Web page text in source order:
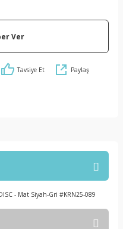
Ver
Tavsiye Et Paylaş
- Mat Siyah-Gri #KRN25-089